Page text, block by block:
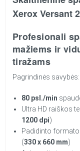
Xerox Versant
Profesionali
mažiems ir
tiražams
Pagrindinės savybės:
80 psl./min
Ultra HD raiškos
1200 dpi)
Padidinto formato
(330 x 660 mm)